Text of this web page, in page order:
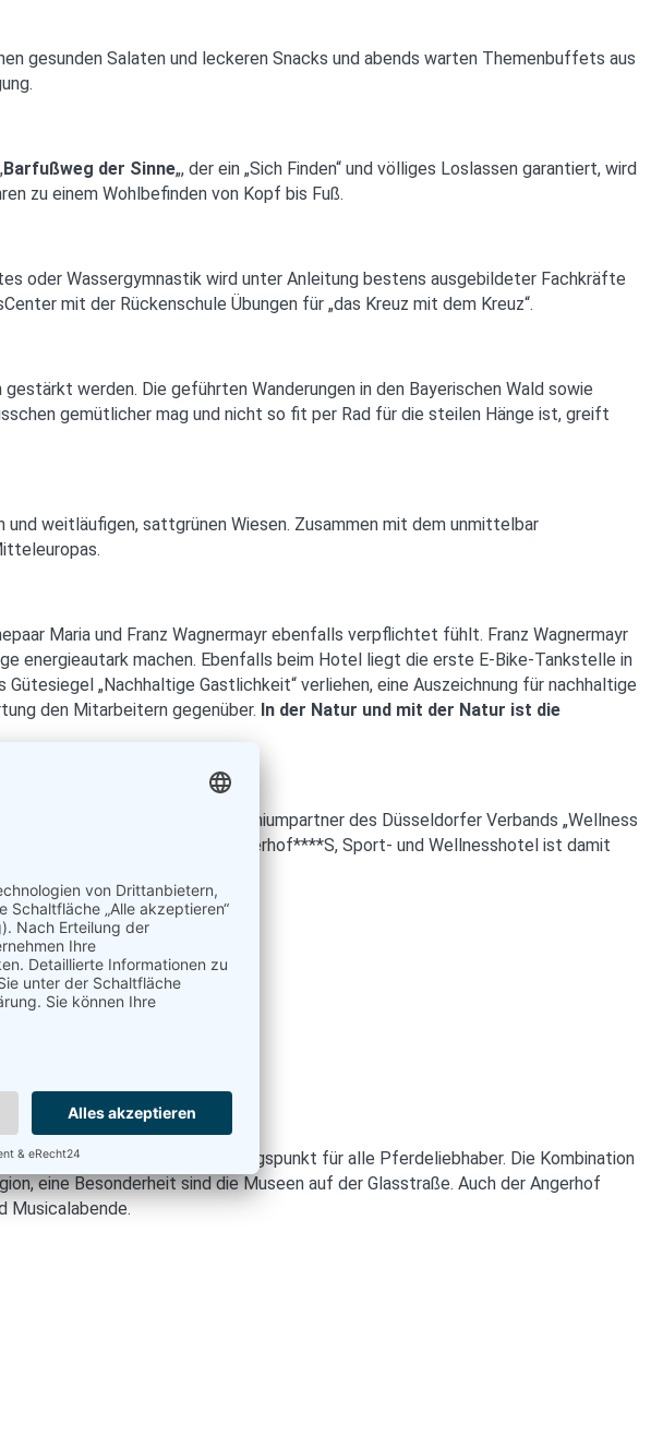
gesunden Salaten und leckeren Snacks und abends warten Themenbuffets aus
Barfußweg der Sinne„, der ein „Sich Finden“ und völliges Loslassen garantiert, wird
zu einem Wohlbefinden von Kopf bis Fuß.
oder Wassergymnastik wird unter Anleitung bestens ausgebildeter Fachkräfte
mit der Rückenschule Übungen für „das Kreuz mit dem Kreuz“.
werden. Die geführten Wanderungen in den Bayerischen Wald sowie
gemütlicher mag und nicht so fit per Rad für die steilen Hänge ist, greift
weitläufigen, sattgrünen Wiesen. Zusammen mit dem unmittelbar
Maria und Franz Wagnermayr ebenfalls verpflichtet fühlt. Franz Wagnermayr
energieautark machen. Ebenfalls beim Hotel liegt die erste E-Bike-Tankstelle in
„Nachhaltige Gastlichkeit“ verliehen, eine Auszeichnung für nachhaltige
den Mitarbeitern gegenüber. In der Natur und mit der Natur ist die
in Deutschland“, und er ist Premiumpartner des Düsseldorfer Verbands „Wellness
Haus“. Das Angerhof****S, Sport- und Wellnesshotel ist damit
Reitstall idealer Ausgangspunkt für alle Pferdeliebhaber. Die Kombination
eine Besonderheit sind die Museen auf der Glasstraße. Auch der Angerhof
Musicalabende.